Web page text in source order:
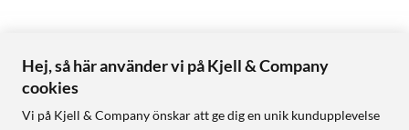
Hej, så här använder vi på Kjell & Company
cookies
Vi på Kjell & Company önskar att ge dig en unik kundupplevelse